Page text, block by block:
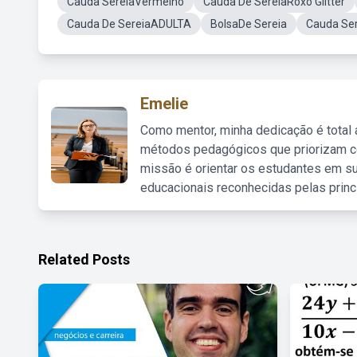
Cauda De SereiaADULTA
BolsaDe Sereia Cauda
Emelie
Como mentor, minha dedicação é
métodos pedagógicos que priorizam
missão é orientar os estudantes em
educacionais reconhecidas pelas
Related Posts